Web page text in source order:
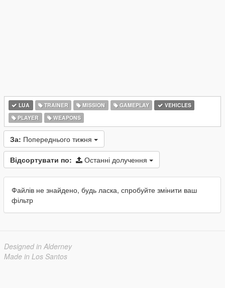
LUA TRAINER MISSION GAMEPLAY
VEHICLES
PLAYER
WEAPONS
За: Попереднього тижня
Відсортувати по: Останні долучення
Файлів не знайдено, будь ласка, спробуйте змінити ваш
фільтр
Designed in Alderney
Made in Los Santos